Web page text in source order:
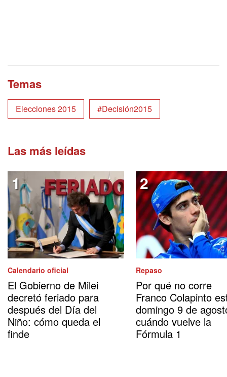
Temas
Elecciones 2015 #Decisión2015
Las más leídas
Calendario oficial
El Gobierno de Milei
decretó feriado para
después del Día del
Niño: cómo queda el
finde
Repaso
Por qué no corre
Franco Colapinto
domingo 9 de
cuándo vuelve la
Fórmula 1